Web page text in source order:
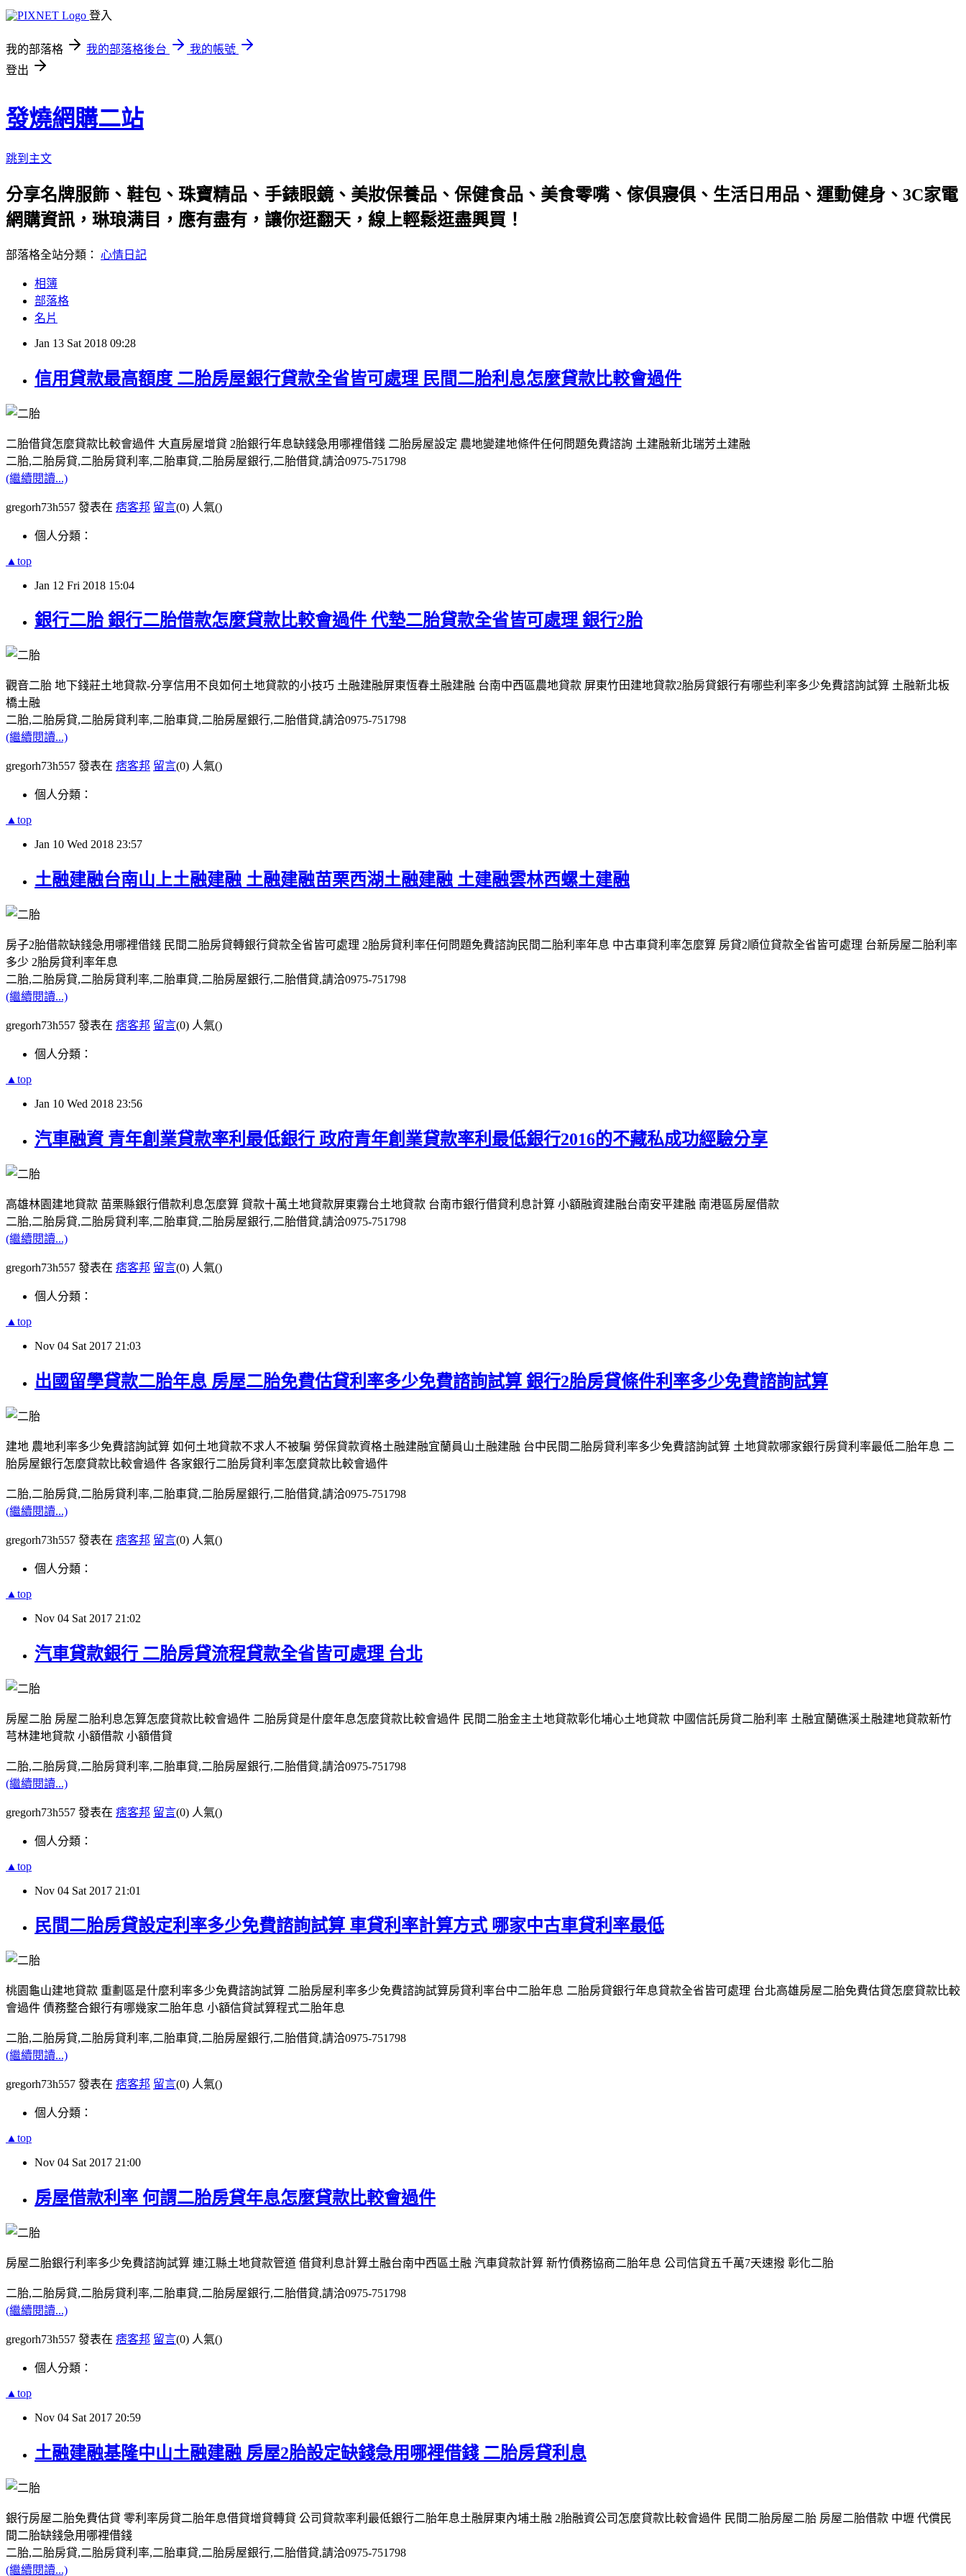
登入
我的部落格 我的部落格後台
我的帳號
登出
發燒網購二站
跳到主文
分享名牌服飾、鞋包、珠寶精品、手錶眼鏡、美妝保養品、保健食品、美食零嘴、傢俱寢俱、生活日用品、運動健身、3C家電
網購資訊，琳琅满目，應有盡有，讓你逛翻天，線上輕鬆逛盡興買！
部落格全站分類： 心情日記
相簿
部落格
名片
Jan 13 Sat 2018 09:28
信用貸款最高額度 二胎房屋銀行貸款全省皆可處理 民間二胎利息怎麼貸款比較會過件
二胎借貸怎麼貸款比較會過件 大直房屋增貸 2胎銀行年息缺錢急用哪裡借錢 二胎房屋設定 農地變建地條件任何問題免費諮詢 土建融新北瑞芳土建融
二胎,二胎房貸,二胎房貸利率,二胎車貸,二胎房屋銀行,二胎借貸,請洽0975-751798
(繼續閱讀...)
gregorh73h557 發表在 痞客邦 留言(0) 人氣()
個人分類：
▲top
Jan 12 Fri 2018 15:04
銀行二胎 銀行二胎借款怎麼貸款比較會過件 代墊二胎貸款全省皆可處理 銀行2胎
觀音二胎 地下錢莊土地貸款-分享信用不良如何土地貸款的小技巧 土融建融屏東恆春土融建融 台南中西區農地貸款 屏東竹田建地貸款2胎房貸銀行有哪些利率多少免費諮詢試算 土融新北板
橋土融
二胎,二胎房貸,二胎房貸利率,二胎車貸,二胎房屋銀行,二胎借貸,請洽0975-751798
(繼續閱讀...)
gregorh73h557 發表在 痞客邦 留言(0) 人氣()
個人分類：
▲top
Jan 10 Wed 2018 23:57
土融建融台南山上土融建融 土融建融苗栗西湖土融建融 土建融雲林西螺土建融
房子2胎借款缺錢急用哪裡借錢 民間二胎房貸轉銀行貸款全省皆可處理 2胎房貸利率任何問題免費諮詢民間二胎利率年息 中古車貸利率怎麼算 房貸2順位貸款全省皆可處理 台新房屋二胎利率
多少 2胎房貸利率年息
二胎,二胎房貸,二胎房貸利率,二胎車貸,二胎房屋銀行,二胎借貸,請洽0975-751798
(繼續閱讀...)
gregorh73h557 發表在 痞客邦 留言(0) 人氣()
個人分類：
▲top
Jan 10 Wed 2018 23:56
汽車融資 青年創業貸款率利最低銀行 政府青年創業貸款率利最低銀行2016的不藏私成功經驗分享
高雄林園建地貸款 苗栗縣銀行借款利息怎麼算 貸款十萬土地貸款屏東霧台土地貸款 台南市銀行借貸利息計算 小額融資建融台南安平建融 南港區房屋借款
二胎,二胎房貸,二胎房貸利率,二胎車貸,二胎房屋銀行,二胎借貸,請洽0975-751798
(繼續閱讀...)
gregorh73h557 發表在 痞客邦 留言(0) 人氣()
個人分類：
▲top
Nov 04 Sat 2017 21:03
出國留學貸款二胎年息 房屋二胎免費估貸利率多少免費諮詢試算 銀行2胎房貸條件利率多少免費諮詢試算
建地 農地利率多少免費諮詢試算 如何土地貸款不求人不被騙 勞保貸款資格土融建融宜蘭員山土融建融 台中民間二胎房貸利率多少免費諮詢試算 土地貸款哪家銀行房貸利率最低二胎年息 二
胎房屋銀行怎麼貸款比較會過件 各家銀行二胎房貸利率怎麼貸款比較會過件
二胎,二胎房貸,二胎房貸利率,二胎車貸,二胎房屋銀行,二胎借貸,請洽0975-751798
(繼續閱讀...)
gregorh73h557 發表在 痞客邦 留言(0) 人氣()
個人分類：
▲top
Nov 04 Sat 2017 21:02
汽車貸款銀行 二胎房貸流程貸款全省皆可處理 台北
房屋二胎 房屋二胎利息怎算怎麼貸款比較會過件 二胎房貸是什麼年息怎麼貸款比較會過件 民間二胎金主土地貸款彰化埔心土地貸款 中國信託房貸二胎利率 土融宜蘭礁溪土融建地貸款新竹
芎林建地貸款 小額借款 小額借貸
二胎,二胎房貸,二胎房貸利率,二胎車貸,二胎房屋銀行,二胎借貸,請洽0975-751798
(繼續閱讀...)
gregorh73h557 發表在 痞客邦 留言(0) 人氣()
個人分類：
▲top
Nov 04 Sat 2017 21:01
民間二胎房貸設定利率多少免費諮詢試算 車貸利率計算方式 哪家中古車貸利率最低
桃園龜山建地貸款 重劃區是什麼利率多少免費諮詢試算 二胎房屋利率多少免費諮詢試算房貸利率台中二胎年息 二胎房貸銀行年息貸款全省皆可處理 台北高雄房屋二胎免費估貸怎麼貸款比較
會過件 債務整合銀行有哪幾家二胎年息 小額信貸試算程式二胎年息
二胎,二胎房貸,二胎房貸利率,二胎車貸,二胎房屋銀行,二胎借貸,請洽0975-751798
(繼續閱讀...)
gregorh73h557 發表在 痞客邦 留言(0) 人氣()
個人分類：
▲top
Nov 04 Sat 2017 21:00
房屋借款利率 何謂二胎房貸年息怎麼貸款比較會過件
房屋二胎銀行利率多少免費諮詢試算 連江縣土地貸款管道 借貸利息計算土融台南中西區土融 汽車貸款計算 新竹債務協商二胎年息 公司信貸五千萬7天速撥 彰化二胎
二胎,二胎房貸,二胎房貸利率,二胎車貸,二胎房屋銀行,二胎借貸,請洽0975-751798
(繼續閱讀...)
gregorh73h557 發表在 痞客邦 留言(0) 人氣()
個人分類：
▲top
Nov 04 Sat 2017 20:59
土融建融基隆中山土融建融 房屋2胎設定缺錢急用哪裡借錢 二胎房貸利息
銀行房屋二胎免費估貸 零利率房貸二胎年息借貸增貸轉貸 公司貸款率利最低銀行二胎年息土融屏東內埔土融 2胎融資公司怎麼貸款比較會過件 民間二胎房屋二胎 房屋二胎借款 中壢 代償民
間二胎缺錢急用哪裡借錢
二胎,二胎房貸,二胎房貸利率,二胎車貸,二胎房屋銀行,二胎借貸,請洽0975-751798
(繼續閱讀...)